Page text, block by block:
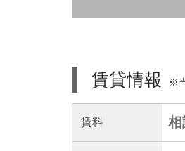
賃貸情報 ※
賃料 相